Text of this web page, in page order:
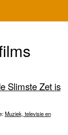
Slimste Zet is
Muziek, televisie en